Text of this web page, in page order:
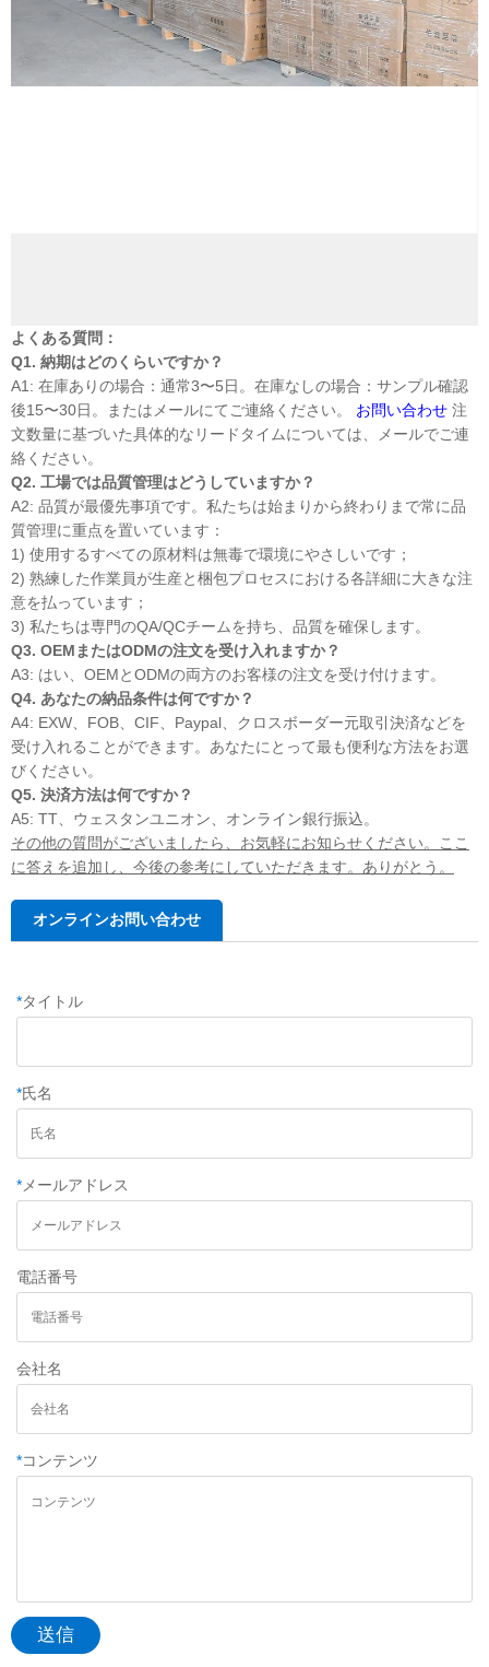
よくある質問：
Q1. 納期はどのくらいですか？
A1: 在庫ありの場合：通常3〜5日。在庫なしの場合：サンプル確認
後15〜30日。またはメールにてご連絡ください。 お問い合わせ 注
文数量に基づいた具体的なリードタイムについては、メールでご連
絡ください。
Q2. 工場では品質管理はどうしていますか？
A2: 品質が最優先事項です。私たちは始まりから終わりまで常に品
質管理に重点を置いています：
1) 使用するすべての原材料は無毒で環境にやさしいです；
2) 熟練した作業員が生産と梱包プロセスにおける各詳細に大きな注
意を払っています；
3) 私たちは専門のQA/QCチームを持ち、品質を確保します。
Q3. OEMまたはODMの注文を受け入れますか？
A3: はい、OEMとODMの両方のお客様の注文を受け付けます。
Q4. あなたの納品条件は何ですか？
A4: EXW、FOB、CIF、Paypal、クロスボーダー元取引決済などを
受け入れることができます。あなたにとって最も便利な方法をお選
びください。
Q5. 決済方法は何ですか？
A5: TT、ウェスタンユニオン、オンライン銀行振込。
その他の質問がございましたら、お気軽にお知らせください。ここ
に答えを追加し、今後の参考にしていただきます。ありがとう。
オンラインお問い合わせ
*タイトル
*氏名
* メールアドレス
電話番号
会社名
*コンテンツ
送信